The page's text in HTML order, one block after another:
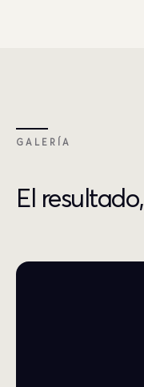
GALERÍA
El resultado,